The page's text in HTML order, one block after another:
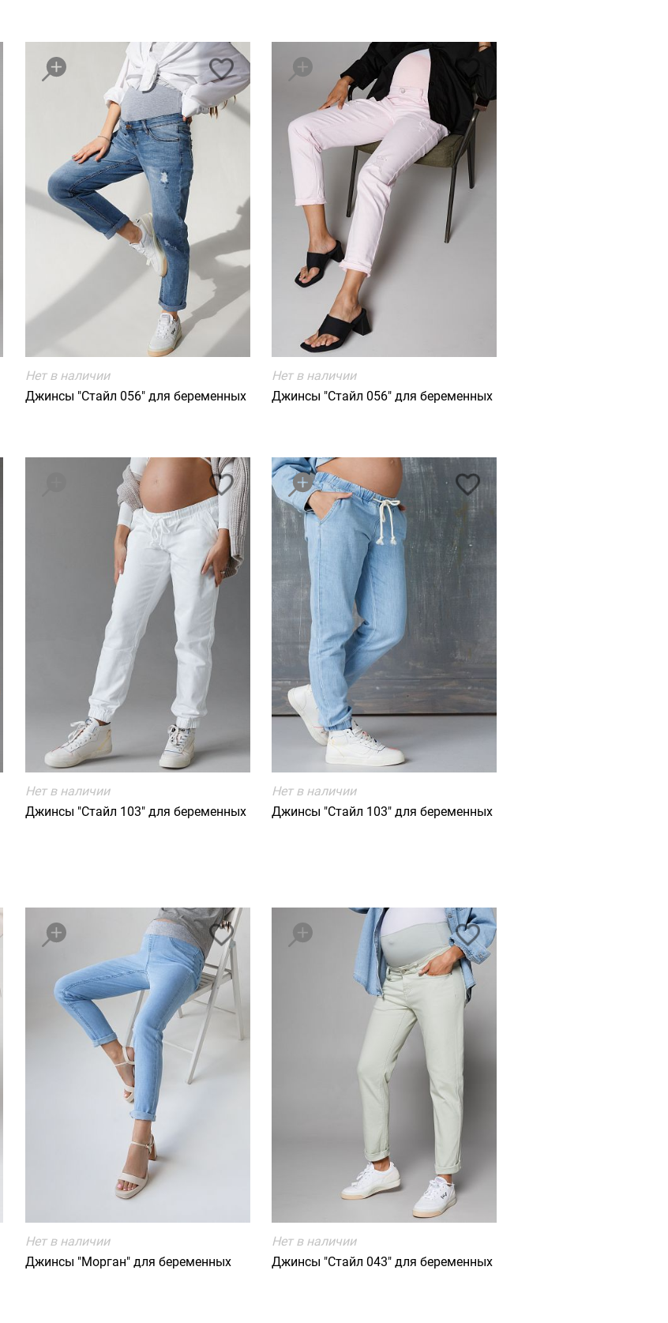
Нет в наличии
Джинсы "Стайл 056" для беременных
Нет в наличии
Джинсы "Стайл 056" для беременных
Нет в наличии
Джинсы "Стайл 103" для беременных
Нет в наличии
Джинсы "Стайл 103" для беременных
Нет в наличии
Джинсы "Морган" для беременных
Нет в наличии
Джинсы "Стайл 043" для беременных